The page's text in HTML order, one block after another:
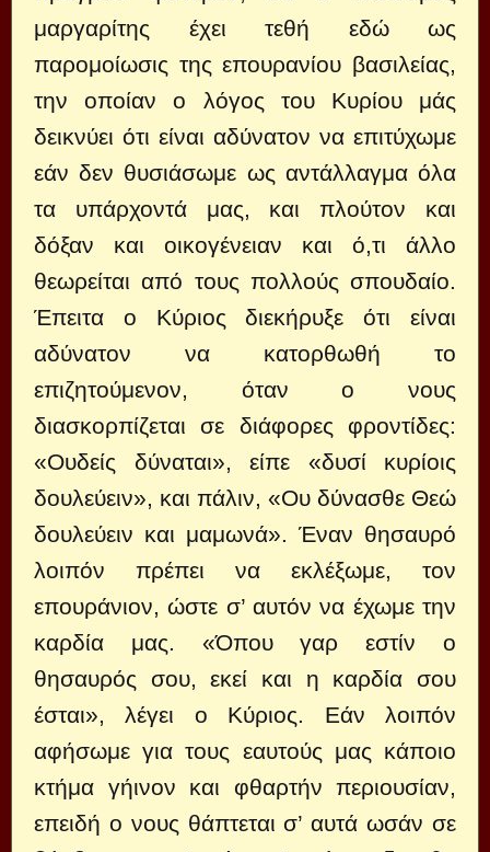
μαργαρίτης έχει τεθή εδώ ως
παρομοίωσις της επουρανίου βασιλείας,
την οποίαν ο λόγος του Κυρίου μάς
δεικνύει ότι είναι αδύνατον να επιτύχωμε
εάν δεν θυσιάσωμε ως αντάλλαγμα όλα
τα υπάρχοντά μας, και πλούτον και
δόξαν και οικογένειαν και ό,τι άλλο
θεωρείται από τους πολλούς σπουδαίο.
Έπειτα ο Κύριος διεκήρυξε ότι είναι
αδύνατον να κατορθωθή το
επιζητούμενον, όταν ο νους
διασκορπίζεται σε διάφορες φροντίδες:
«Ουδείς δύναται», είπε «δυσί κυρίοις
δουλεύειν», και πάλιν, «Ου δύνασθε Θεώ
δουλεύειν και μαμωνά». Έναν θησαυρό
λοιπόν πρέπει να εκλέξωμε, τον
επουράνιον, ώστε σ’ αυτόν να έχωμε την
καρδία μας. «Όπου γαρ εστίν ο
θησαυρός σου, εκεί και η καρδία σου
έσται», λέγει ο Κύριος. Εάν λοιπόν
αφήσωμε για τους εαυτούς μας κάποιο
κτήμα γήινον και φθαρτήν περιουσίαν,
επειδή ο νους θάπτεται σ’ αυτά ωσάν σε